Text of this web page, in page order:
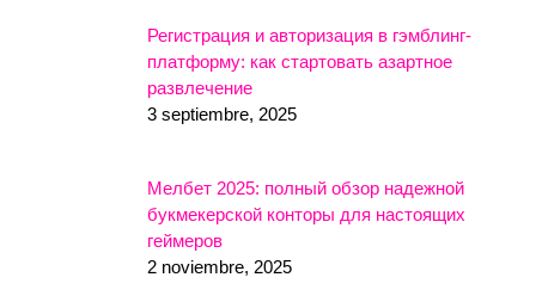
Регистрация и авторизация в гэмблинг-
платформу: как стартовать азартное
развлечение
3 septiembre, 2025
Мелбет 2025: полный обзор надежной
букмекерской конторы для настоящих
геймеров
2 noviembre, 2025